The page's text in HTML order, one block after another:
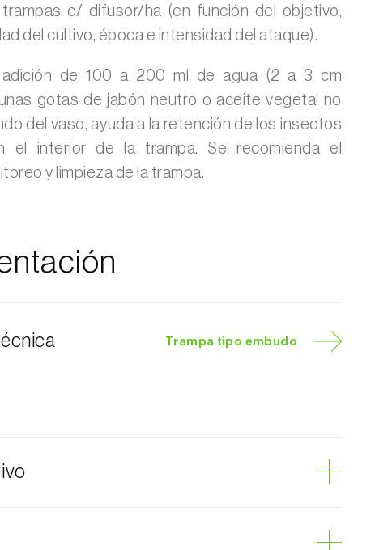
c/ difusor/ha (en función del objetivo,
del cultivo, época e intensidad del ataque).
de 100 a 200 ml de agua (2 a 3 cm
gotas de jabón neutro o aceite vegetal no
del vaso, ayuda a la retención de los insectos
el interior de la trampa. Se recomienda el
y limpieza de la trampa.
Trampa tipo embudo